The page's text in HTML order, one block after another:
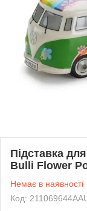
Підставка
Bulli Flower
Немає в наявності
Код: